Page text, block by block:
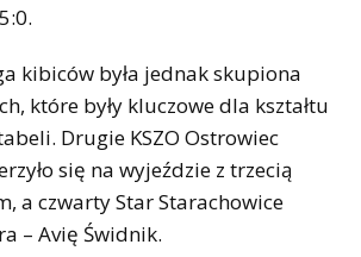
kibiców była jednak skupiona
które były kluczowe dla kształtu
Drugie KSZO Ostrowiec
się na wyjeździe z trzecią
a czwarty Star Starachowice
– Avię Świdnik.